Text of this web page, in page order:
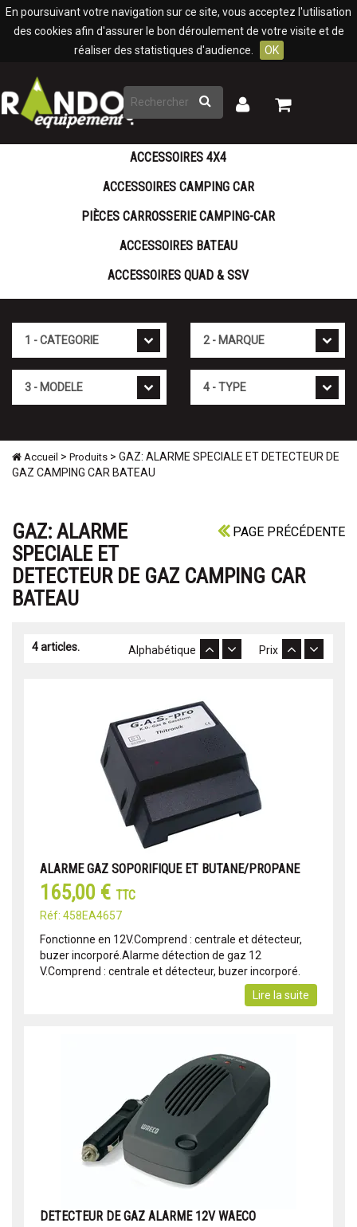
En poursuivant votre navigation sur ce site, vous acceptez l'utilisation
des cookies afin d'assurer le bon déroulement de votre visite et de
réaliser des statistiques d'audience.
OK
Rechercher
Mon
Mon
ACCESSOIRES 4X4
ACCESSOIRES CAMPING CAR
PIÈCES CARROSSERIE CAMPING-CAR
ACCESSOIRES BATEAU
ACCESSOIRES QUAD & SSV
Accueil > Produits > GAZ: ALARME SPECIALE ET DETECTEUR DE
GAZ CAMPING CAR BATEAU
PAGE PRÉCÉDENTE
GAZ: ALARME
SPECIALE ET
DETECTEUR DE GAZ CAMPING CAR
BATEAU
4 articles. Prix
Alphabétique
ALARME GAZ SOPORIFIQUE ET BUTANE/PROPANE
165,00 € TTC
Réf: 458EA4657
Fonctionne en 12V.Comprend : centrale et détecteur,
buzer incorporé.Alarme détection de gaz 12
V.Comprend : centrale et détecteur, buzer incorporé.
Lire la suite
DETECTEUR DE GAZ ALARME 12V WAECO
Panneau de gestion des cookies